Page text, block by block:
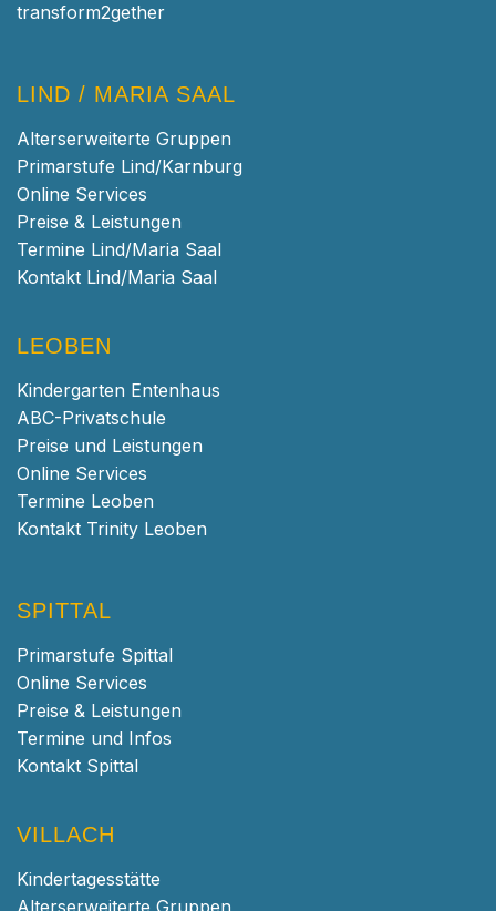
transform2gether
LIND / MARIA SAAL
Alterserweiterte Gruppen
Primarstufe Lind/Karnburg
Online Services
Preise & Leistungen
Termine Lind/Maria Saal
Kontakt Lind/Maria Saal
LEOBEN
Kindergarten Entenhaus
ABC-Privatschule
Preise und Leistungen
Online Services
Termine Leoben
Kontakt Trinity Leoben
SPITTAL
Primarstufe Spittal
Online Services
Preise & Leistungen
Termine und Infos
Kontakt Spittal
VILLACH
Kindertagesstätte
Alterserweiterte Gruppen